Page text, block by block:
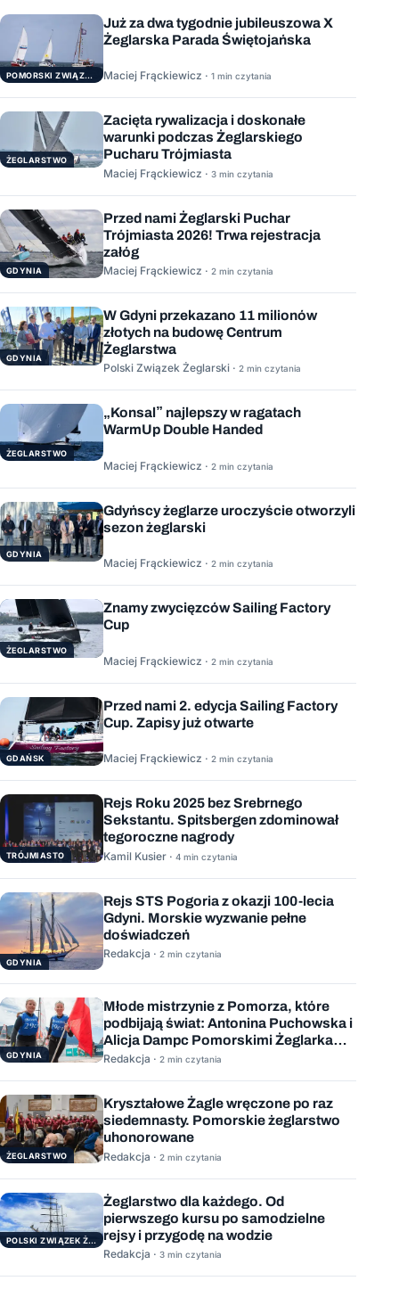
POMORSKI ZWIĄZEK ŻEGLARSKI
Już za dwa tygodnie jubileuszowa X
Żeglarska Parada Świętojańska
Maciej Frąckiewicz · 1 min czytania
ŻEGLARSTWO
Zacięta rywalizacja i doskonałe
warunki podczas Żeglarskiego
Pucharu Trójmiasta
Maciej Frąckiewicz · 3 min czytania
GDYNIA
Przed nami Żeglarski Puchar
Trójmiasta 2026! Trwa rejestracja
załóg
Maciej Frąckiewicz · 2 min czytania
GDYNIA
W Gdyni przekazano 11 milionów
złotych na budowę Centrum
Żeglarstwa
Polski Związek Żeglarski · 2 min czytania
ŻEGLARSTWO
„Konsal” najlepszy w ragatach
WarmUp Double Handed
Maciej Frąckiewicz · 2 min czytania
GDYNIA
Gdyńscy żeglarze uroczyście otworzyli
sezon żeglarski
Maciej Frąckiewicz · 2 min czytania
ŻEGLARSTWO
Znamy zwycięzców Sailing Factory
Cup
Maciej Frąckiewicz · 2 min czytania
GDAŃSK
Przed nami 2. edycja Sailing Factory
Cup. Zapisy już otwarte
Maciej Frąckiewicz · 2 min czytania
TRÓJMIASTO
Rejs Roku 2025 bez Srebrnego
Sekstantu. Spitsbergen zdominował
tegoroczne nagrody
Kamil Kusier · 4 min czytania
GDYNIA
Rejs STS Pogoria z okazji 100-lecia
Gdyni. Morskie wyzwanie pełne
doświadczeń
Redakcja · 2 min czytania
GDYNIA
Młode mistrzynie z Pomorza, które
podbijają świat: Antonina Puchowska i
Alicja Dampc Pomorskimi Żeglarkami
Roku 2025
Redakcja · 2 min czytania
ŻEGLARSTWO
Kryształowe Żagle wręczone po raz
siedemnasty. Pomorskie żeglarstwo
uhonorowane
Redakcja · 2 min czytania
POLSKI ZWIĄZEK ŻEGLARSKI
Żeglarstwo dla każdego. Od
pierwszego kursu po samodzielne
rejsy i przygodę na wodzie
Redakcja · 3 min czytania